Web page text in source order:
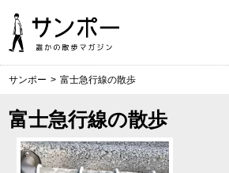
サンポー > 富士急行線の散歩
富士急行線の散歩